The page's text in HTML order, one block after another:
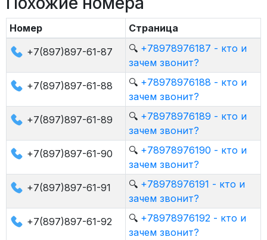
Номер
Страница
+7(897)897-61-87
🔍 +78978976187 - кто и
зачем звонит?
+7(897)897-61-88
🔍 +78978976188 - кто и
зачем звонит?
+7(897)897-61-89
🔍 +78978976189 - кто и
зачем звонит?
+7(897)897-61-90
🔍 +78978976190 - кто и
зачем звонит?
+7(897)897-61-91
🔍 +78978976191 - кто и
зачем звонит?
+7(897)897-61-92
🔍 +78978976192 - кто и
зачем звонит?